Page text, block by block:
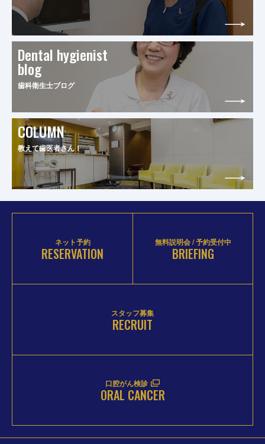
Dental hygienist
blog
歯科衛生士ブログ
COLUMN
教えて歯医者さん！
ネット予約
RESERVATION
無料説明会 / 予約受付中
BRIEFING
スタッフ募集
RECRUIT
口腔がん検診
ORAL CANCER